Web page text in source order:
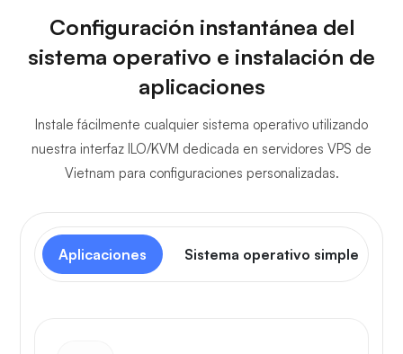
Configuración instantánea del
sistema operativo e instalación de
aplicaciones
Instale fácilmente cualquier sistema operativo utilizando
nuestra interfaz ILO/KVM dedicada en servidores VPS de
Vietnam para configuraciones personalizadas.
Aplicaciones Sistema operativo simple